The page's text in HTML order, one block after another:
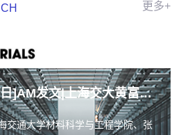
更多+
]AM发文|上海交大黄富强
设计铋钛氧化物实现−70
交通大学材料科学与工程学院、张